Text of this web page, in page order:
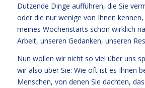
Dutzende Dinge aufführen, die Sie
oder die nur wenige von Ihnen
meines Wochenstarts schon wirklich
Arbeit, unseren Gedanken, unseren
Nun wollen wir nicht so viel über uns
wir also über Sie: Wie oft ist es Ihnen
Menschen, von denen Sie dachten,